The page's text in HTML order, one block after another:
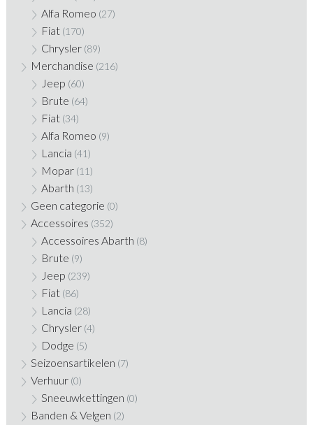
Alfa Romeo (27)
Fiat (170)
Chrysler (89)
Merchandise (216)
Jeep (60)
Brute (64)
Fiat (34)
Alfa Romeo (9)
Lancia (41)
Mopar (11)
Abarth (13)
Geen categorie (0)
Accessoires (352)
Accessoires Abarth (8)
Brute (9)
Jeep (239)
Fiat (86)
Lancia (28)
Chrysler (4)
Dodge (5)
Seizoensartikelen (7)
Verhuur (0)
Sneeuwkettingen (0)
Banden & Velgen (2)